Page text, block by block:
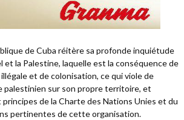
de Cuba réitère sa profonde inquiétude
et la Palestine, laquelle est la conséquence de
et de colonisation, ce qui viole de
palestinien sur son propre territoire, et
de la Charte des Nations Unies et du
pertinentes de cette organisation.